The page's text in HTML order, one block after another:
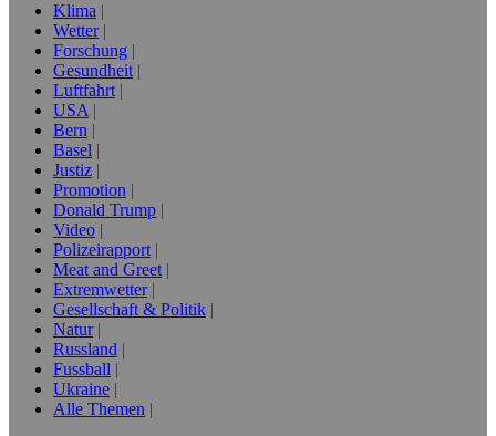
Klima
Wetter
Forschung
Gesundheit
Luftfahrt
USA
Bern
Basel
Justiz
Promotion
Donald Trump
Video
Polizeirapport
Meat and Greet
Extremwetter
Gesellschaft & Politik
Natur
Russland
Fussball
Ukraine
Alle Themen